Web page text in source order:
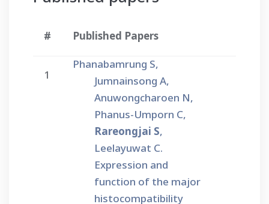
# Published Papers
1
Phanabamrung S,
Jumnainsong A,
Anuwongcharoen N,
Phanus-Umporn C,
Rareongjai S,
Leelayuwat C.
Expression and
function of the major
histocompatibility